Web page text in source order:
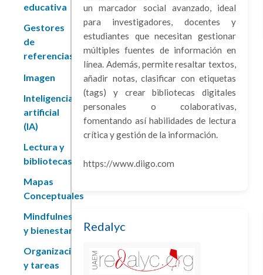
educativa
Gestores
de
referencias
Imagen
Inteligencia
artificial
(IA)
Lectura y
bibliotecas
Mapas
Conceptuales
Mindfulness
y bienestar
Organización
y tareas
un marcador social avanzado, ideal
para investigadores, docentes y
estudiantes que necesitan gestionar
múltiples fuentes de información en
línea. Además, permite resaltar textos,
añadir notas, clasificar con etiquetas
(tags) y crear bibliotecas digitales
personales o colaborativas,
fomentando así habilidades de lectura
crítica y gestión de la información.
https://www.diigo.com
Redalyc